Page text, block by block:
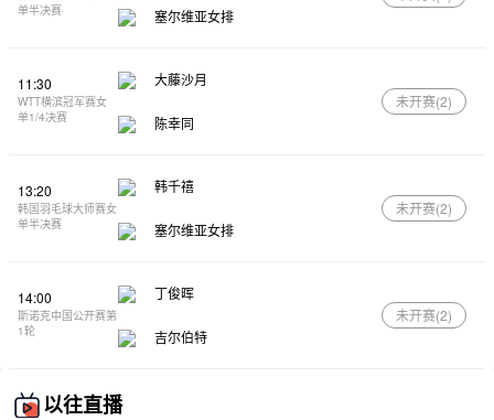
单半决赛
塞尔维亚女排
11:30
WTT横滨冠军赛女
单1/4决赛
大藤沙月
陈幸同
未开赛(2)
13:20
韩国羽毛球大师赛女
单半决赛
韩千禧
塞尔维亚女排
未开赛(2)
14:00
斯诺克中国公开赛第
1轮
丁俊晖
吉尔伯特
未开赛(2)
以往直播